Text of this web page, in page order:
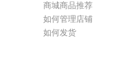
商城商品推荐
如何管理店铺
如何发货